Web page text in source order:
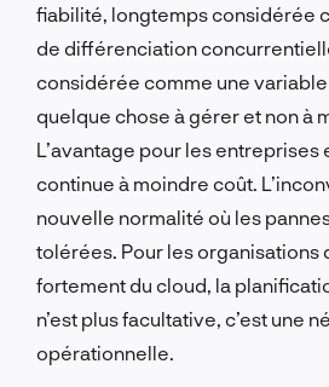
fiabilité, longtemps considérée
de différenciation
considérée comme une variable
quelque chose à gérer et non à
L’avantage pour les entreprises
continue à moindre coût.
nouvelle normalité où les
tolérées. Pour les organisations
fortement du cloud, la
n’est plus facultative, c’est une
opérationnelle.